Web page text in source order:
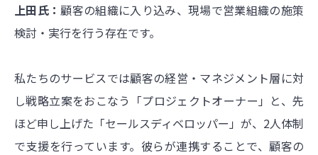
上田氏： 顧客の組織に入り込み、現場で営業組織の施策
検討・実行を行う存在です。
私たちのサービスでは顧客の経営・マネジメント層に対
し戦略立案をおこなう「プロジェクトオーナー」と、先
ほど申し上げた「セールスディベロッパー」が、2人体制
で支援を行っています。彼らが連携することで、顧客の